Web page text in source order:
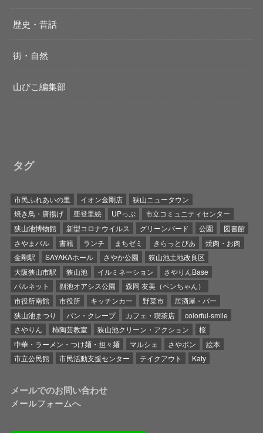
歴史・昔話
街・自然
山びこ編集部
タグ
市民ふれあいの里 イオン金剛店
狭山ニュータウン
焼き鳥・唐揚げ
亜登里絵 UPっぷ
市立コミュニティセンター
狭山池博物館
新型コロナウイルス グリーンバード 公園
図書館
さやまバル
書籍 ランチ まちゼミ きらっとぴあ
焼肉・お肉
金剛駅
SAYAKAホール さやか公園
狭山池土地改良区
大阪狭山市駅
狭山池 イルミネーション
さやりんBase
パルネット
副池オアシス公園
森岡 友美（ペンちゃん）
市役所南館
市役所 キッチンカー 野菜市
居酒屋・バー
狭山池まつり
パン・クレープ カフェ・喫茶店
colorful-smile
さやりん
柿陶芸教室 狭山池クリーン・アクション
桜
中華・ラーメン・つけ麺・担々麺
マルシェ さやポン
絵本
市立公民館
市民活動支援センター テイクアウト Katy
メールでのお問い合わせ
メールフォームへ